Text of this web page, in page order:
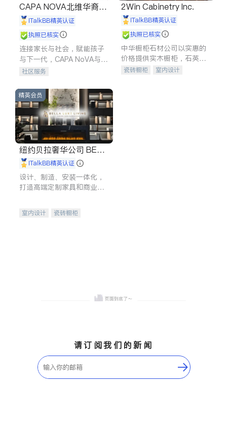
CAPA NOVA北维华裔家
长会iTalkBB精英认证
执照已核实
连接家长与社会，赋能孩子
与下一代，CAPA NoVA与您
携手建设包容、公平、充满
社区服务
2Win Cabinetry Inc.
iTalkBB精英认证
执照已核实
中华橱柜石材公司以实惠的
价格提供实木橱柜，石英石
台面，多种优质不锈钢水
瓷砖橱柜
室内设计
精英会员
纽约贝拉奢华公司 BELL
A LUXE
iTalkBB精英认证
设计、制造、安装一体化，
打造高端定制家具和商业空
室内设计
瓷砖橱柜
请订阅我们的新闻